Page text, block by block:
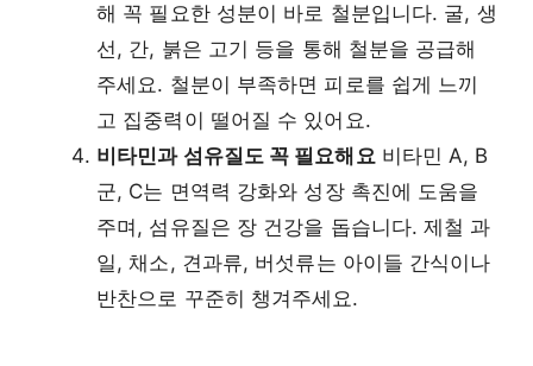
해 꼭 필요한 성분이 바로 철분입니다. 굴, 생
선, 간, 붉은 고기 등을 통해 철분을 공급해
주세요. 철분이 부족하면 피로를 쉽게 느끼
고 집중력이 떨어질 수 있어요.
비타민과 섬유질도 꼭 필요해요비타민 A, B
군, C는 면역력 강화와 성장 촉진에 도움을
주며, 섬유질은 장 건강을 돕습니다. 제철 과
일, 채소, 견과류, 버섯류는 아이들 간식이나
반찬으로 꾸준히 챙겨주세요.